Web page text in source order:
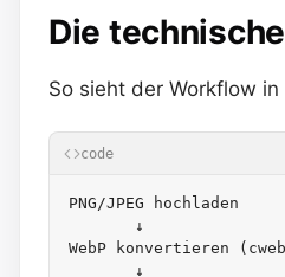
Die
So sieht der Workflow
code
PNG/JPEG hochladen
       ↓
WebP konvertieren
       ↓